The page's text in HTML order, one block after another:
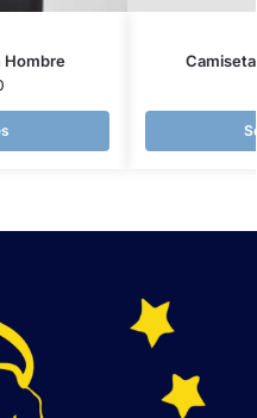
Hombre